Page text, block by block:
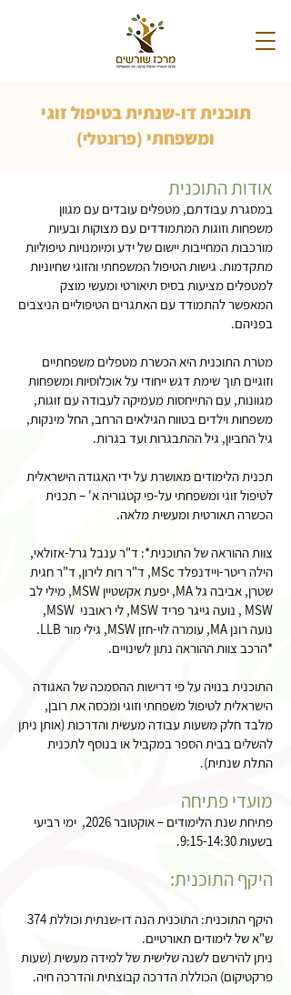
תוכנית דו-שנתית בטיפול זוגי
ומשפחתי (פרונטלי)
אודות התוכנית
במסגרת עבודתם, מטפלים עובדים עם מגוון
משפחות וזוגות המתמודדים עם מצוקות ובעיות
מורכבות המחייבות יישום של ידע ומיומנויות טיפוליות
מתקדמות. גישות הטיפול המשפחתי והזוגי שחיוניות
למטפלים מציעות בסיס תיאורטי ומעשי מוצק
המאפשר להתמודד עם האתגרים הטיפוליים הניצבים
בפניהם.
מטרת התוכנית היא הכשרת מטפלים משפחתיים
וזוגיים תוך שימת דגש ייחודי על אוכלוסיות ומשפחות
מגוונות, עם התייחסות מעמיקה לעבודה עם זוגות,
משפחות וילדים בטווח הגילאים הרחב, החל מינקות,
גיל החביון, גיל ההתבגרות ועד בגרות.
תכנית הלימודים מאושרת על ידי האגודה הישראלית
לטיפול זוגי ומשפחתי על-פי קטגוריה א' – תכנית
הכשרה תאורטית ומעשית מלאה.
צוות ההוראה של התוכנית*: ד"ר ענבל גרל-אזולאי,
הילה ריטר-ויידנפלד MSc, ד"ר רות לירון, ד"ר חגית
שטרן, אביבה גל MA, יפעת אקשטיין MSW, מילי לב
MSW , נועה גייגר פריד MSW, לי ראובני MSW,
נועה רונן MA, עומרה לוי-חזן MSW, גילי מור LLB.
*הרכב צוות ההוראה נתון לשינויים.
התוכנית בנויה על פי דרישות ההסמכה של האגודה
הישראלית לטיפול משפחתי וזוגי ומכסה את רובן,
מלבד חלק משעות עבודה מעשית והדרכות (אותן ניתן
להשלים בבית הספר במקביל או בנוסף לתכנית
התלת שנתית).
מועדי פתיחה
פתיחת שנת הלימודים – אוקטובר 2026,
ימי רביעי
בשעות 9:15-14:30.
היקף התוכנית:
היקף התוכנית: התוכנית הנה דו-שנתית וכוללת 374
ש"א של לימודים תאורטיים.
ניתן להירשם לשנה שלישית של למידה מעשית (שעות
פרקטיקום) הכוללת הדרכה קבוצתית והדרכה חיה.